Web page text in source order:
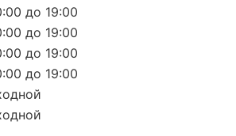
до 19:00
до 19:00
до 19:00
до 19:00